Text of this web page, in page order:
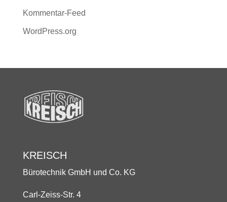
Kommentar-Feed
WordPress.org
KREISCH
Bürotechnik GmbH und Co. KG
Carl-Zeiss-Str. 4